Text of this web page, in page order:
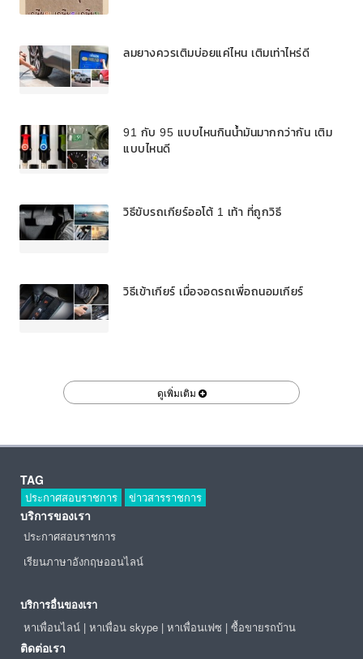
ลมยางควรเติมบ่อยแค่ไหน เติมเท่าไหร่ดี
91 กับ 95 แบบไหนกินน้ำมันมากกว่ากัน เติม
แบบไหนดี
วิธีขับรถเกียร์ออโต้ 1 เท้า ที่ถูกวิธี
วิธีเข้าเกียร์ เมื่อจอดรถเพื่อถนอมเกียร์
ดูเพิ่มเติม
TAG
ประกาศสอบราชการ ข่าวสารราชการ
บริการของเรา
ประกาศสอบราชการ
เรียนภาษาอังกฤษออนไลน์
บริการอื่นของเรา
หาเพื่อนไลน์ | หาเพื่อน skype | หาเพื่อนเฟซ | ซื้อขายรถบ้าน
ติดต่อเรา